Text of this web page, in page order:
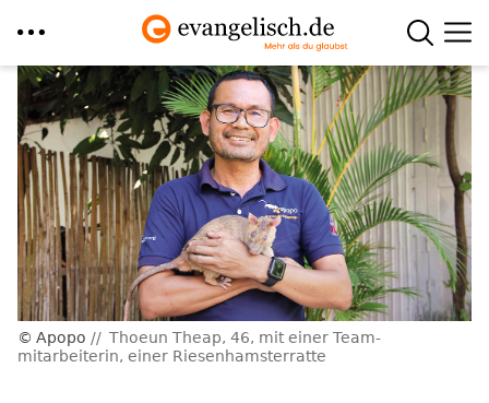
Direkt
zum
Inhalt
Apopo
Thoeun Theap, 46, mit einer Team­
mitarbeiterin, einer Riesenhamsterratte